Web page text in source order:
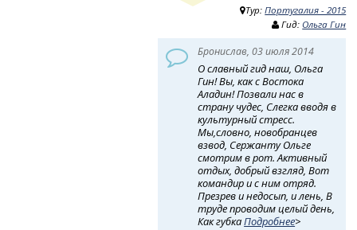
Тур:Португалия - 2015
Гид: Ольга Гин
Бронислав, 03 июля 2014
О славный гид наш, Ольга
Гин! Вы, как с Востока
Аладин! Позвали нас в
страну чудес, Слегка вводя в
культурный стресс.
Мы,словно, новобранцев
взвод, Сержанту Ольге
смотрим в рот. Активный
отдых, добрый взгляд, Вот
командир и с ним отряд.
Презрев и недосып, и лень, В
труде проводим целый день,
Как губкаПодробнее>